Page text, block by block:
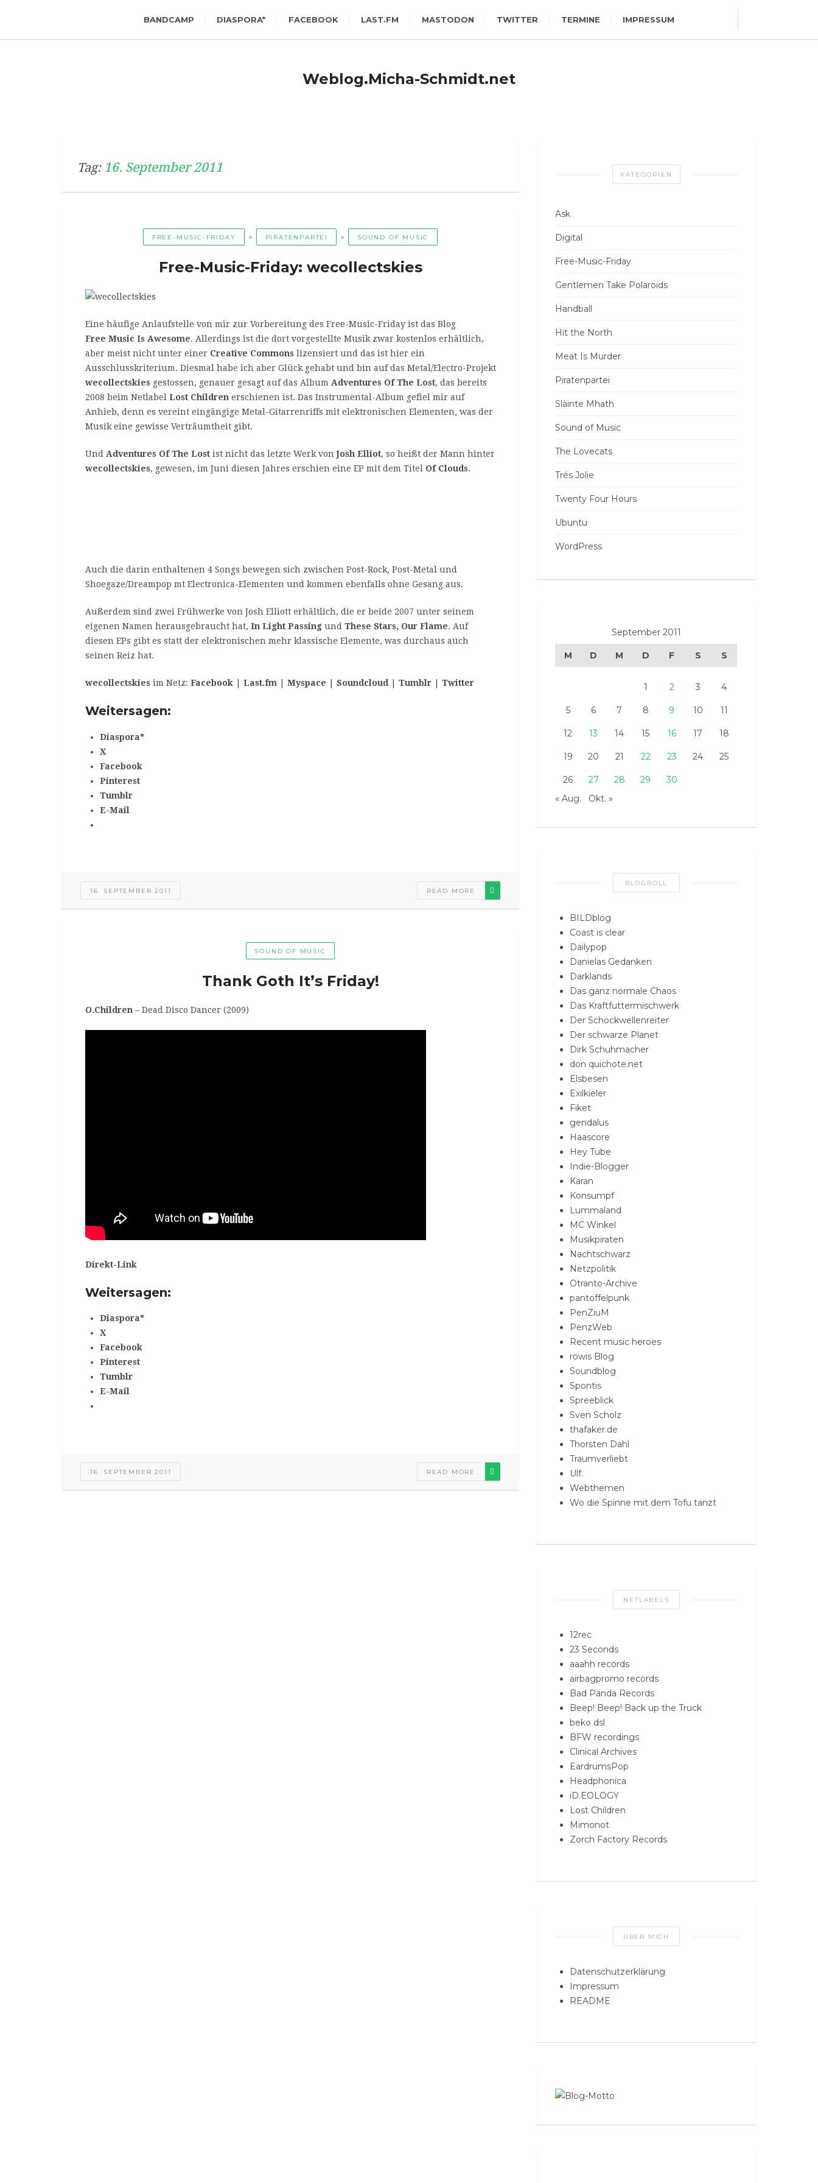
BANDCAMP DIASPORA* FACEBOOK LAST.FM MASTODON TWITTER TERMINE IMPRESSUM
Weblog.Micha-Schmidt.net
Tag: 16. September 2011
FREE-MUSIC-FRIDAY PIRATENPARTEI SOUND OF MUSIC
Free-Music-Friday: wecollectskies
Eine häufige Anlaufstelle von mir zur Vorbereitung des Free-Music-Friday ist das Blog
Free Music Is Awesome. Allerdings ist die dort vorgestellte Musik zwar kostenlos erhältlich,
aber meist nicht unter einer Creative Commonslizensiert und das ist hier ein
Ausschlusskriterium. Diesmal habe ich aber Glück gehabt und bin auf das Metal/Electro-Projekt
wecollectskiesgestossen, genauer gesagt auf das Album Adventures Of The Lost, das bereits
2008 beim Netlabel Lost Childrenerschienen ist. Das Instrumental-Album gefiel mir auf
Anhieb, denn es vereint eingängige Metal-Gitarrenriffs mit elektronischen Elementen, was der
Musik eine gewisse Verträumtheit gibt.
Und Adventures Of The Lostist nicht das letzte Werk vonJosh Elliot, so heißt der Mann hinter
wecollectskies, gewesen, im Juni diesen Jahres erschien eine EP mit dem Titel Of Clouds.
Auch die darin enthaltenen 4 Songs bewegen sich zwischen Post-Rock, Post-Metal und
Shoegaze/Dreampop mt Electronica-Elementen und kommen ebenfalls ohne Gesang aus.
Außerdem sind zwei Frühwerke von Josh Elliott erhältlich, die er beide 2007 unter seinem
eigenen Namen herausgebraucht hat, In Light Passingund These Stars, Our Flame. Auf
diesen EPs gibt es statt der elektronischen mehr klassische Elemente, was durchaus auch
seinen Reiz hat.
wecollectskiesim Netz: Facebook| Last.fm| Myspace Soundcloud| Tumblr| Twitter
Weitersagen:
Diaspora*
X
Facebook
Pinterest
Tumblr
E-Mail
16. SEPTEMBER 2011 READ MORE
SOUND OF MUSIC
Thank Goth It’s Friday!
O.Children – Dead Disco Dancer (2009)
Direkt-Link
Weitersagen:
Diaspora*
X
Facebook
Pinterest
Tumblr
E-Mail
16. SEPTEMBER 2011 READ MORE
KATEGORIEN
Ask
Digital
Free-Music-Friday
Gentlemen Take Polaroids
Handball
Hit the North
Meat Is Murder
Piratenpartei
Slàinte Mhath
Sound of Music
The Lovecats
Trés Jolie
Twenty Four Hours
Ubuntu
WordPress
September 2011
M D M D F S S
1 2 3 4
5 6 7 8 9 10 11
12 13 14 15 16 17 18
19 20 21 22 23 24 25
26 27 28 29
30
« Aug.
Okt. »
BLOGROLL
BILDblog
Coast is clear
Dailypop
Danielas Gedanken
Darklands
Das ganz normale Chaos
Das Kraftfuttermischwerk
Der Schockwellenreiter
Der schwarze Planet
Dirk Schuhmacher
don quichote.net
Elsbesen
Exilkieler
Fiket
gendalus
Haascore
Hey Tube
Indie-Blogger
Karan
Konsumpf
Lummaland
MC Winkel
Musikpiraten
Nachtschwarz
Netzpolitik
Otranto-Archive
pantoffelpunk
PenZiuM
PenzWeb
Recent music heroes
rowis Blog
Soundblog
Spontis
Spreeblick
Sven Scholz
thafaker.de
Thorsten Dahl
Traumverliebt
Ulf.
Webthemen
Wo die Spinne mit dem Tofu tanzt
NETLABELS
12rec
23 Seconds
aaahh records
airbagpromo records
Bad Panda Records
Beep! Beep! Back up the Truck
beko dsl
BFW recordings
Clinical Archives
EardrumsPop
Headphonica
iD.EOLOGY
Lost Children
Mimonot
Zorch Factory Records
ÜBER MICH
Datenschutzerklärung
Impressum
README